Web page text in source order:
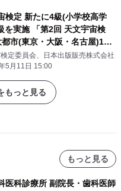
検定 新たに4級(小学校高学
を実施 「第2回 天文宇宙検
都市(東京・大阪・名古屋)10
催決定
定委員会、日本出版販売株式会社
5月11日 15:00
もっと見る
もっと見る
医科診療所 副院長・歯科医師